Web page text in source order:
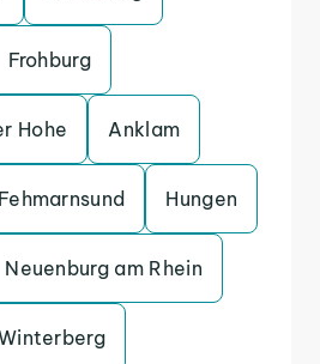
Frohburg
Hohe Anklam
Fehmarnsund Hungen
Neuenburg am Rhein